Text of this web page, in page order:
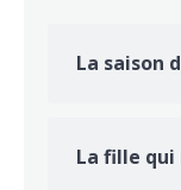
La saison
La fille qui